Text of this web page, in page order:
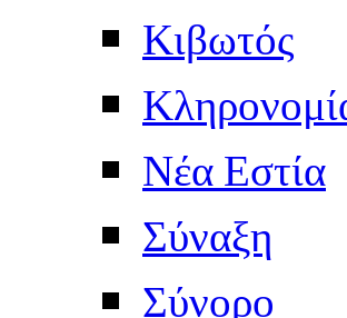
Κιβωτός
Νέα Εστία
Σύναξη
Σύνορο